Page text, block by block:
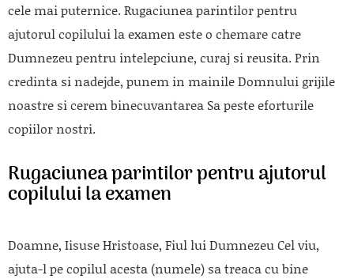
cele mai puternice. Rugaciunea parintilor pentru
ajutorul copilului la examen este o chemare catre
Dumnezeu pentru intelepciune, curaj si reusita. Prin
credinta si nadejde, punem in mainile Domnului grijile
noastre si cerem binecuvantarea Sa peste eforturile
copiilor nostri.
Rugaciunea parintilor pentru ajutorul
copilului la examen
Doamne, Iisuse Hristoase, Fiul lui Dumnezeu Cel viu,
ajuta-l pe copilul acesta (numele) sa treaca cu bine